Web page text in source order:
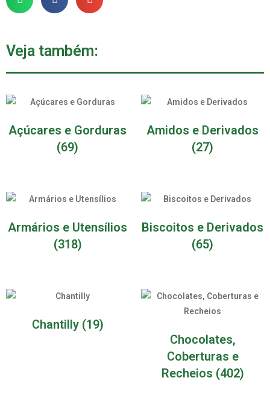
Veja também:
Açúcares e Gorduras
(69)
Amidos e Derivados
(27)
Armários e Utensílios
(318)
Biscoitos e Derivados
(65)
Chantilly (19)
Chocolates,
Coberturas e
Recheios (402)